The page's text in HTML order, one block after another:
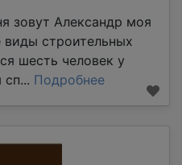
зовут Александр моя
виды строительных
шесть человек у
Подробнее